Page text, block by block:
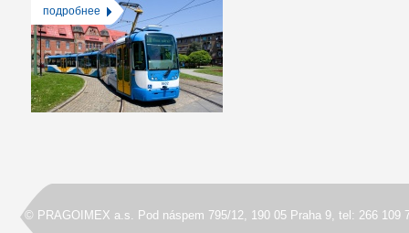
подробнее
© PRAGOIMEX a.s. Pod náspem 795/12, 190 05 Praha 9, tel: 266 109